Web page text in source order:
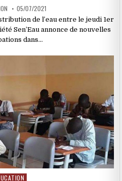
05/07/2021
de l’eau entre le jeudi 1er
Sen’Eau annonce de nouvelles
dans…